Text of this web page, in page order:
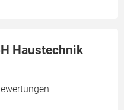
Haustechnik